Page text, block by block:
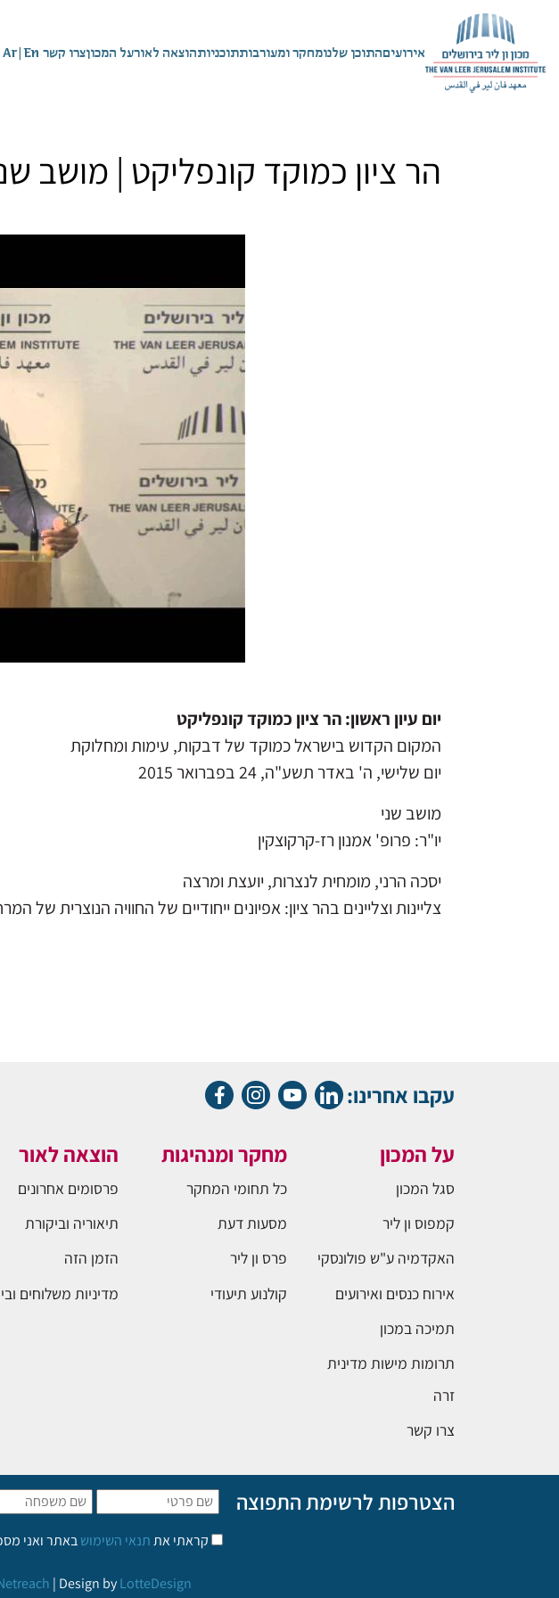
אירועיםהתוכן שלנומחקר ומעורבותתוכניותהוצאה לאורעל המכוןצרו קשר En
|
Ar
הר ציון כמוקד קונפליקט | מושב
יום עיון ראשון: הר ציון כמוקד קונפליקט
המקום הקדוש בישראל כמוקד של דבקות, עימות ומחלוקת
יום שלישי, ה' באדר תשע"ה, 24 בפברואר 2015
מושב שני
יו"ר: פרופ' אמנון רז-קרקוצקין
יסכה הרני, מומחית לנצרות, יועצת ומרצה
צליינות וצליינים בהר ציון: אפיונים ייחודיים של החוויה הנוצרית של
עקבו אחרינו:
על המכון
סגל המכון
קמפוס ון ליר
האקדמיה ע"ש פולונסקי
אירוח כנסים ואירועים
תמיכה במכון
תרומות מישות מדינית
זרה
צרו קשר
מחקר ומנהיגות
כל תחומי המחקר
מסעות דעת
פרס ון ליר
קולנוע תיעודי
הוצאה לאור
פרסומים אחרונים
תיאוריה וביקורת
הזמן הזה
מדיניות משלוחים
הצטרפות לרשימת התפוצה
קראתי אתתנאי השימושבאתר ואני
| Design byLotteDesign